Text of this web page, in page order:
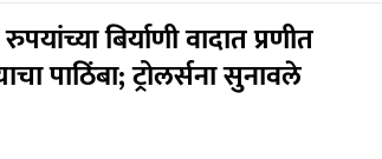
बिर्याणी वादात प्रणीत
पाठिंबा; ट्रोलर्सना सुनावले